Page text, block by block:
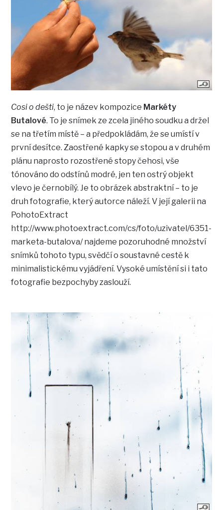
Cosi o dešti, to je název kompozice Markéty
Butalové. To je snímek ze zcela jiného soudku a držel
se na třetím místě – a předpokládám, že se umístí v
první desítce. Zaostřené kapky se stopou a v druhém
plánu naprosto rozostřené stopy čehosi, vše
tónováno do odstínů modré, jen ten ostrý objekt
vlevo je černobílý. Je to obrázek abstraktní – to je
druh fotografie, který autorce náleží. V její galerii na
PohotoExtract
http://www.photoextract.com/cs/foto/uzivatel/6351-
marketa-butalova/ najdeme pozoruhodné množství
snímků tohoto typu, svědčí o soustavné cestě k
minimalistickému vyjádření. Vysoké umístění si i tato
fotografie bezpochyby zaslouží.